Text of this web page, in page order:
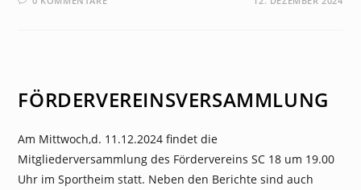
FÖRDERVEREINSVERSAMMLUNG
Am Mittwoch,d. 11.12.2024 findet die
Mitgliederversammlung des Fördervereins SC 18 um 19.00
Uhr im Sportheim statt. Neben den Berichte sind auch